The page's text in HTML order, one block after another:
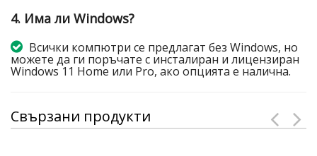
4. Има ли Windows?
Всички компютри се предлагат без Windows, но
можете да ги поръчате с инсталиран и лицензиран
Windows 11 Home или Pro, ако опцията е налична.
Свързани продукти